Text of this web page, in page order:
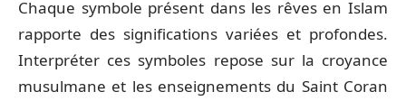
Chaque symbole présent dans les rêves en Islam
rapporte des significations variées et profondes.
Interpréter ces symboles repose sur la croyance
musulmane et les enseignements du Saint Coran